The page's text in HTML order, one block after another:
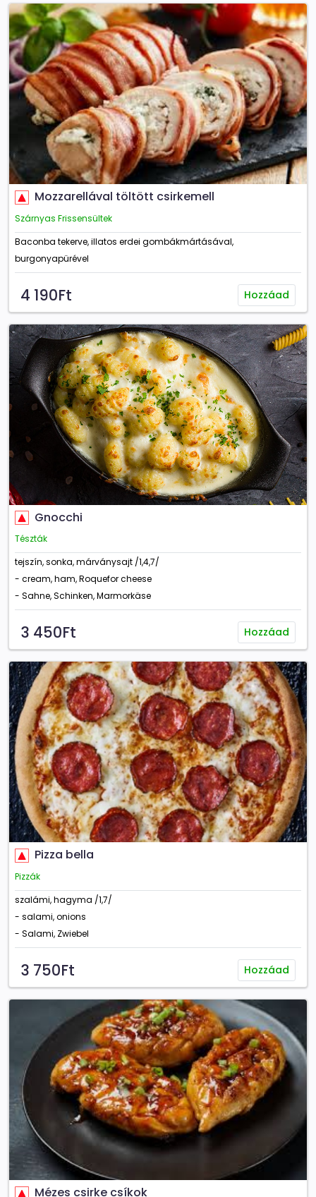
Mozzarellával töltött csirkemell
Szárnyas Frissensültek
Baconba tekerve, illatos erdei gombákmártásával,
burgonyapürével
4 190Ft Hozzáad
Gnocchi
Tészták
tejszín, sonka, márványsajt /1,4,7/
- cream, ham, Roquefor cheese
- Sahne, Schinken, Marmorkäse
3 450Ft Hozzáad
Pizza bella
Pizzák
szalámi, hagyma /1,7/
- salami, onions
- Salami, Zwiebel
3 750Ft Hozzáad
Mézes csirke csíkok